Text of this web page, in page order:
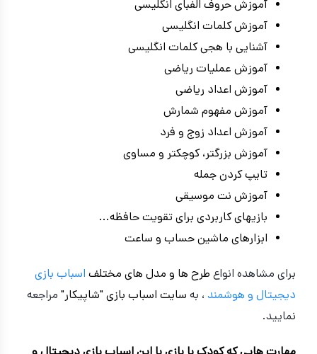
آموزش حروف الفبای انگلیسی
آموزش کلمات انگلیسی
آشنایی با هجی کلمات انگلیسی
آموزش عملیات ریاضی
آموزش اعداد ریاضی
آموزش مفهوم شمارش
آموزش اعداد زوج و فرد
آموزش بزرگتر، کوچکتر و مساوی
تایپ کردن جمله
آموزش نت موسیقی
بازیهای کاربردی برای تقویت حافظه...
ابزارهای ماشین حساب و ساعت
برای مشاهده انواع طرح ها و مدل های مختلف اسباب بازی
دیجیتال و هوشمند ، به سایت اسباب بازی "شاپیکار" مراجعه
نمایید.